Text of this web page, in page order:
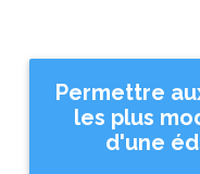
Permettre
les plus
d'une